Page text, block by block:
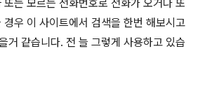
는 모르는 전화번호로 전화가 오거나 또
우 이 사이트에서 검색을 한번 해보시고
거 같습니다. 전 늘 그렇게 사용하고 있습